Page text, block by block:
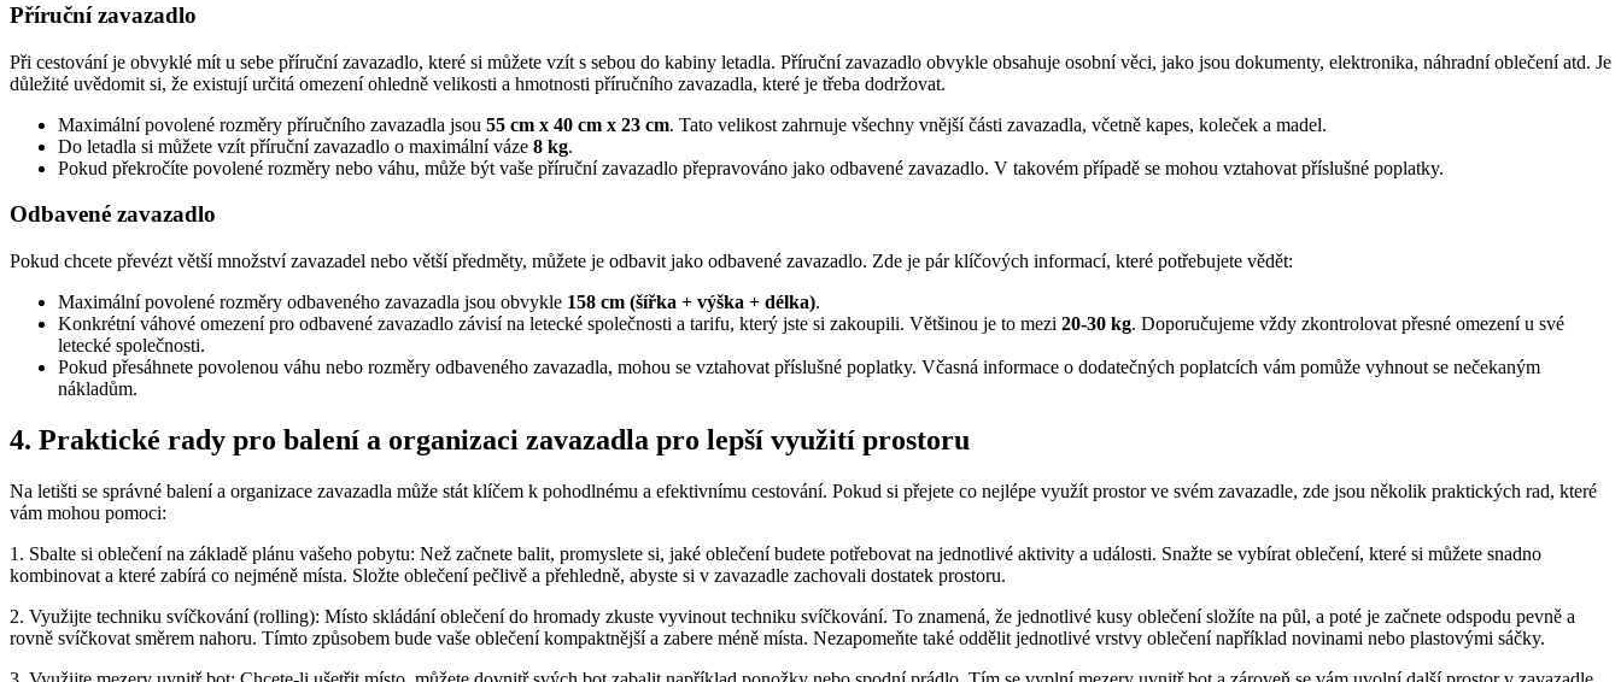
Příruční zavazadlo
Při cestování je obvyklé mít u sebe příruční zavazadlo, které si můžete vzít s sebou do kabiny letadla. Příruční zavazadlo obvykle obsahuje osobní věci, jako jsou dokumenty, elektronika, náhradní oblečení atd. Je
důležité uvědomit si, že existují určitá omezení ohledně velikosti a hmotnosti příručního zavazadla, které je třeba dodržovat.
Maximální povolené rozměry příručního zavazadla jsou 55 cm x 40 cm x 23 cm. Tato velikost zahrnuje všechny vnější části zavazadla, včetně kapes, koleček a madel.
Do letadla si můžete vzít příruční zavazadlo o maximální váze 8 kg.
Pokud překročíte povolené rozměry nebo váhu, může být vaše příruční zavazadlo přepravováno jako odbavené zavazadlo. V takovém případě se mohou vztahovat příslušné poplatky.
Odbavené zavazadlo
Pokud chcete převézt větší množství zavazadel nebo větší předměty, můžete je odbavit jako odbavené zavazadlo. Zde je pár klíčových informací, které potřebujete vědět:
Maximální povolené rozměry odbaveného zavazadla jsou obvykle 158 cm (šířka + výška + délka).
Konkrétní váhové omezení pro odbavené zavazadlo závisí na letecké společnosti a tarifu, který jste si zakoupili. Většinou je to mezi 20-30 kg. Doporučujeme vždy zkontrolovat přesné omezení u své
letecké společnosti.
Pokud přesáhnete povolenou váhu nebo rozměry odbaveného zavazadla, mohou se vztahovat příslušné poplatky. Včasná informace o dodatečných poplatcích vám pomůže vyhnout se nečekaným
nákladům.
4. Praktické rady pro balení a organizaci zavazadla pro lepší využití prostoru
Na letišti se správné balení a organizace zavazadla může stát klíčem k pohodlnému a efektivnímu cestování. Pokud si přejete co nejlépe využít prostor ve svém zavazadle, zde jsou několik praktických rad, které
vám mohou pomoci:
1. Sbalte si oblečení na základě plánu vašeho pobytu: Než začnete balit, promyslete si, jaké oblečení budete potřebovat na jednotlivé aktivity a události. Snažte se vybírat oblečení, které si můžete snadno
kombinovat a které zabírá co nejméně místa. Složte oblečení pečlivě a přehledně, abyste si v zavazadle zachovali dostatek prostoru.
2. Využijte techniku svíčkování (rolling): Místo skládání oblečení do hromady zkuste vyvinout techniku svíčkování. To znamená, že jednotlivé kusy oblečení složíte na půl, a poté je začnete odspodu pevně a
rovně svíčkovat směrem nahoru. Tímto způsobem bude vaše oblečení kompaktnější a zabere méně místa. Nezapomeňte také oddělit jednotlivé vrstvy oblečení například novinami nebo plastovými sáčky.